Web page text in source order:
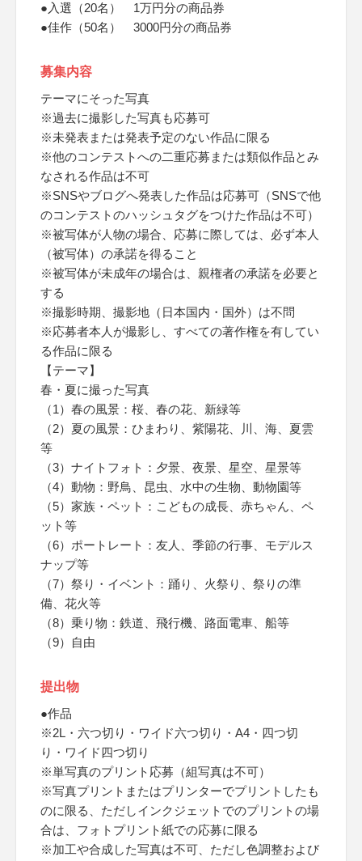
●入選（20名） 1万円分の商品券
●佳作（50名） 3000円分の商品券
募集内容
テーマにそった写真
※過去に撮影した写真も応募可
※未発表または発表予定のない作品に限る
※他のコンテストへの二重応募または類似作品とみ
なされる作品は不可
※SNSやブログへ発表した作品は応募可（SNSで他
のコンテストのハッシュタグをつけた作品は不可）
※被写体が人物の場合、応募に際しては、必ず本人
（被写体）の承諾を得ること
※被写体が未成年の場合は、親権者の承諾を必要と
する
※撮影時期、撮影地（日本国内・国外）は不問
※応募者本人が撮影し、すべての著作権を有してい
る作品に限る
【テーマ】
春・夏に撮った写真
（1）春の風景：桜、春の花、新緑等
（2）夏の風景：ひまわり、紫陽花、川、海、夏雲
等
（3）ナイトフォト：夕景、夜景、星空、星景等
（4）動物：野鳥、昆虫、水中の生物、動物園等
（5）家族・ペット：こどもの成長、赤ちゃん、ペ
ット等
（6）ポートレート：友人、季節の行事、モデルス
ナップ等
（7）祭り・イベント：踊り、火祭り、祭りの準
備、花火等
（8）乗り物：鉄道、飛行機、路面電車、船等
（9）自由
提出物
●作品
※2L・六つ切り・ワイド六つ切り・A4・四つ切
り・ワイド四つ切り
※単写真のプリント応募（組写真は不可）
※写真プリントまたはプリンターでプリントしたも
のに限る、ただしインクジェットでのプリントの場
合は、フォトプリント紙での応募に限る
※加工や合成した写真は不可、ただし色調整および